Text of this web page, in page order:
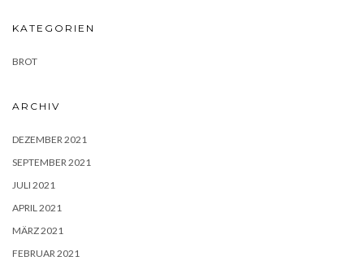
KATEGORIEN
BROT
ARCHIV
DEZEMBER 2021
SEPTEMBER 2021
JULI 2021
APRIL 2021
MÄRZ 2021
FEBRUAR 2021